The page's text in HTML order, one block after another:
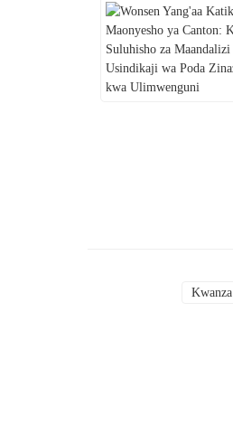
Kwanza